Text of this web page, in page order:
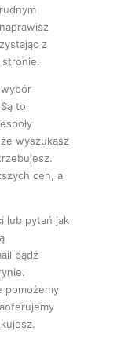
z
stronie.
to
wyszukasz
cen, a
lub pytań jak
bądź
pomożemy